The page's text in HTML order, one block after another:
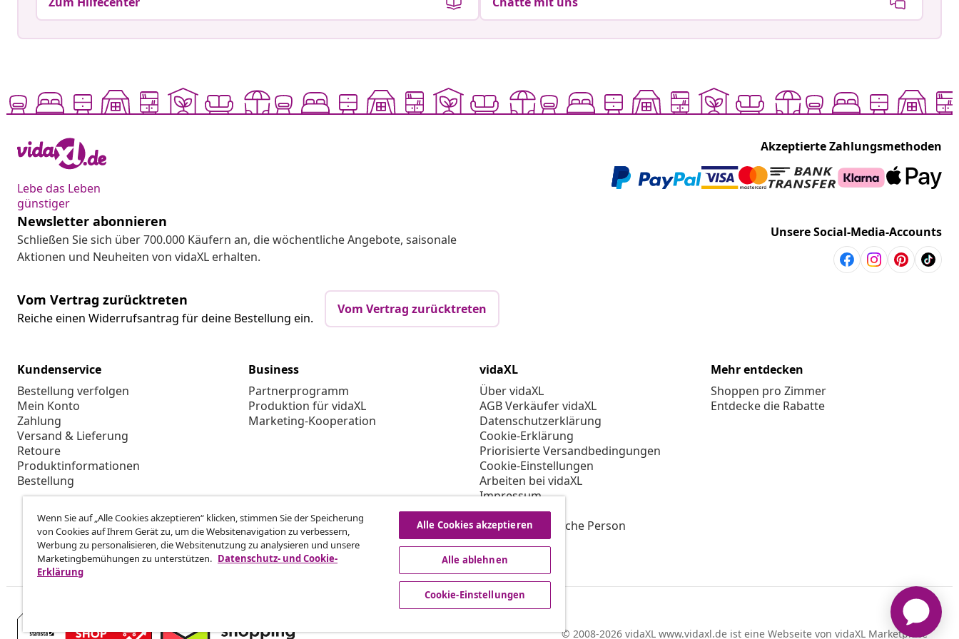
Lebe das Leben
günstiger
Akzeptierte Zahlungsmethoden
Newsletter abonnieren
Schließen Sie sich über 700.000 Käufern an, die wöchentliche Angebote, saisonale
Aktionen und Neuheiten von vidaXL erhalten.
Unsere Social-Media-Accounts
Vom Vertrag zurücktreten
Reiche einen Widerrufsantrag für deine Bestellung ein.
Vom Vertrag zurücktreten
Kundenservice
Bestellung verfolgen
Mein Konto
Zahlung
Versand & Lieferung
Retoure
Produktinformationen
Bestellung
Business
Partnerprogramm
Produktion für vidaXL
Marketing-Kooperation
vidaXL
Über vidaXL
AGB Verkäufer vidaXL
Datenschutzerklärung
Cookie-Erklärung
Priorisierte Versandbedingungen
Cookie-Einstellungen
Arbeiten bei vidaXL
Impressum
Sicherheit
EU Verantwortliche Person
EPR-Richtlinie
Barrierefreiheit
Mehr entdecken
Shoppen pro Zimmer
Entdecke die Rabatte
© 2008-2026 vidaXL www.vidaxl.de ist eine Webseite von vidaXL Marketplace
Wenn Sie auf „Alle Cookies akzeptieren“ klicken, stimmen Sie der Speicherung
von Cookies auf Ihrem Gerät zu, um die Websitenavigation zu verbessern,
Werbung zu personalisieren, die Websitenutzung zu analysieren und unsere
Marketingbemühungen zu unterstützen. Datenschutz- und Cookie-
Erklärung
Alle Cookies akzeptieren
Alle ablehnen
Cookie-Einstellungen